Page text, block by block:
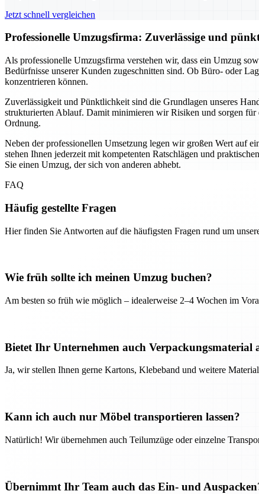
Jetzt schnell vergleichen
Professionelle Umzugsfirma: Zuverlässige und
Als professionelle Umzugsfirma verstehen wir, dass ein Umzug
Bedürfnisse unserer Kunden zugeschnitten sind. Ob Büro- oder
konzentrieren können.
Zuverlässigkeit und Pünktlichkeit sind die Grundlagen unseres
strukturierten Ablauf. Damit minimieren wir Risiken und sorgen für
Ordnung.
Neben der professionellen Umsetzung legen wir großen Wert auf
stehen Ihnen jederzeit mit kompetenten Ratschlägen und
Sie einen Umzug, der sich von anderen abhebt.
FAQ
Häufig gestellte Fragen
Hier finden Sie Antworten auf die häufigsten Fragen rund um
Wie früh sollte ich meinen Umzug buchen?
Am besten so früh wie möglich – idealerweise 2–4 Wochen im
Bietet Ihr Unternehmen auch Verpackungsmaterial
Ja, wir stellen Ihnen gerne Kartons, Klebeband und weitere
Kann ich auch nur Möbel transportieren lassen?
Natürlich! Wir übernehmen auch Teilumzüge oder einzelne
Übernimmt Ihr Team auch das Ein- und